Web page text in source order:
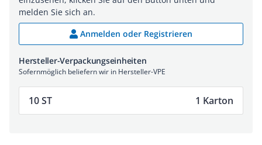
melden Sie sich an.
Anmelden oder Registrieren
Hersteller-Verpackungseinheiten
Sofernmöglich beliefern wir in Hersteller-VPE
10 ST 1 Karton